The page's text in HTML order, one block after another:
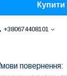
Купити
+380674408101